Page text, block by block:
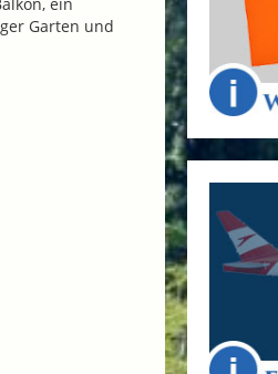
Garten und